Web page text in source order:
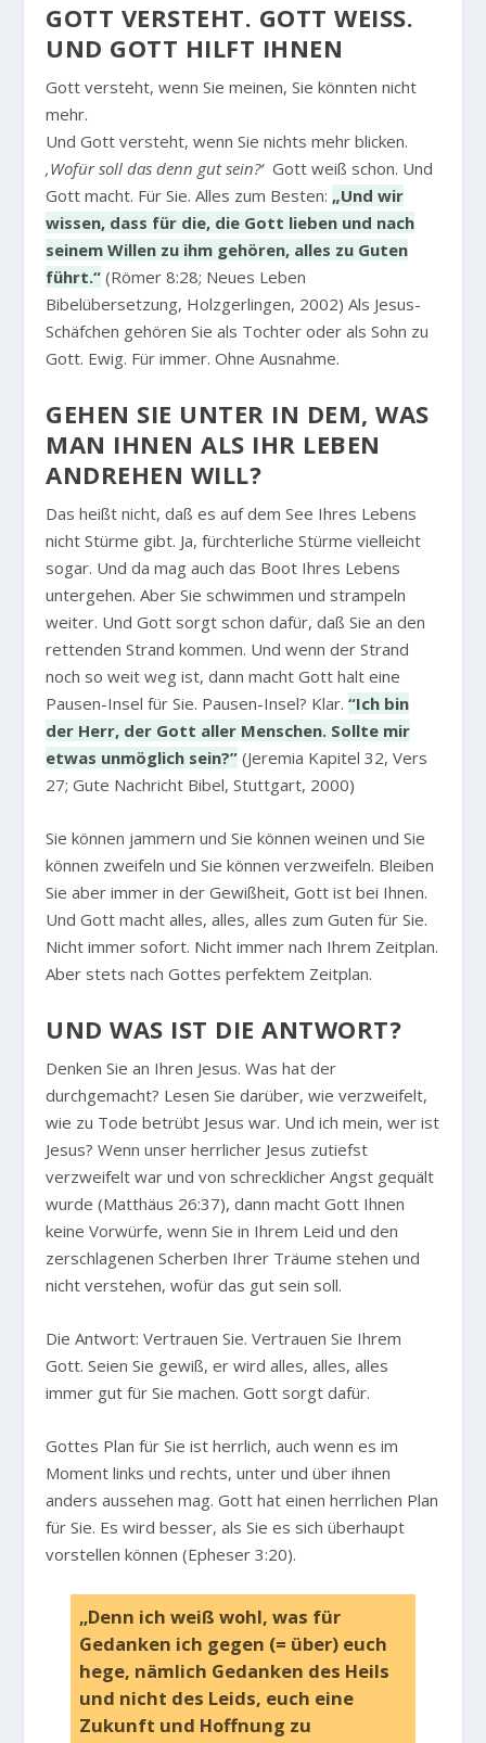
GOTT VERSTEHT. GOTT WEISS. U
ND GOTT HILFT IHNEN
Gott versteht, wenn Sie meinen, Sie könnten nicht
mehr.
Und Gott versteht, wenn Sie nichts mehr blicken.
‚Wofür soll das denn gut sein?‘Gott weiß schon. Und
Gott macht. Für Sie. Alles zum Besten: „Und wir
wissen, dass für die, die Gott lieben und nach
seinem Willen zu ihm gehören, alles zu Guten
führt.“ (Römer 8:28; Neues Leben
Bibelübersetzung, Holzgerlingen, 2002) Als Jesus-
Schäfchen gehören Sie als Tochter oder als Sohn zu
Gott. Ewig. Für immer. Ohne Ausnahme.
GEHEN SIE UNTER IN DEM, WAS
MAN IHNEN ALS IHR LEBEN
ANDREHEN WILL?
Das heißt nicht, daß es auf dem See Ihres Lebens
nicht Stürme gibt. Ja, fürchterliche Stürme vielleicht
sogar. Und da mag auch das Boot Ihres Lebens
untergehen. Aber Sie schwimmen und strampeln
weiter. Und Gott sorgt schon dafür, daß Sie an den
rettenden Strand kommen. Und wenn der Strand
noch so weit weg ist, dann macht Gott halt eine
Pausen-Insel für Sie. Pausen-Insel? Klar.“Ich bin
der Herr, der Gott aller Menschen. Sollte mir
etwas unmöglich sein?” (Jeremia Kapitel 32, Vers
27; Gute Nachricht Bibel, Stuttgart, 2000)
Sie können jammern und Sie können weinen und Sie
können zweifeln und Sie können verzweifeln. Bleiben
Sie aber immer in der Gewißheit, Gott ist bei Ihnen.
Und Gott macht alles, alles, alles zum Guten für Sie.
Nicht immer sofort. Nicht immer nach Ihrem Zeitplan.
Aber stets nach Gottes perfektem Zeitplan.
UND WAS IST DIE ANTWORT?
Denken Sie an Ihren Jesus. Was hat der
durchgemacht? Lesen Sie darüber, wie verzweifelt,
wie zu Tode betrübt Jesus war. Und ich mein, wer ist
Jesus? Wenn unser herrlicher Jesus zutiefst
verzweifelt war und von schrecklicher Angst gequält
wurde (Matthäus 26:37), dann macht Gott Ihnen
keine Vorwürfe, wenn Sie in Ihrem Leid und den
zerschlagenen Scherben Ihrer Träume stehen und
nicht verstehen, wofür das gut sein soll.
Die Antwort: Vertrauen Sie. Vertrauen Sie Ihrem
Gott. Seien Sie gewiß, er wird alles, alles, alles
immer gut für Sie machen. Gott sorgt dafür.
Gottes Plan für Sie ist herrlich, auch wenn es im
Moment links und rechts, unter und über ihnen
anders aussehen mag. Gott hat einen herrlichen Plan
für Sie. Es wird besser, als Sie es sich überhaupt
vorstellen können (Epheser 3:20).
„Denn ich weiß wohl, was für
Gedanken ich gegen (= über) euch
hege, nämlich Gedanken des Heils
und nicht des Leids, euch eine
Zukunft und Hoffnung zu